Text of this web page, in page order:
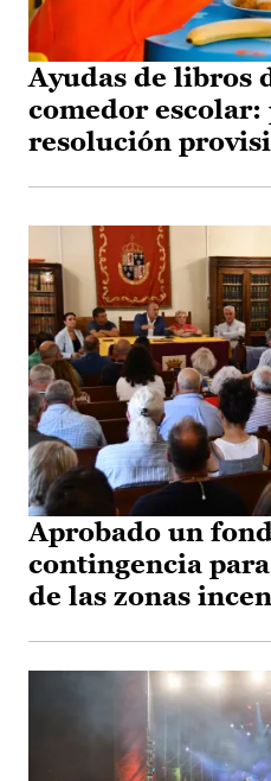
Ayudas de libros
comedor
resolución
Aprobado un
contingencia
de las zonas